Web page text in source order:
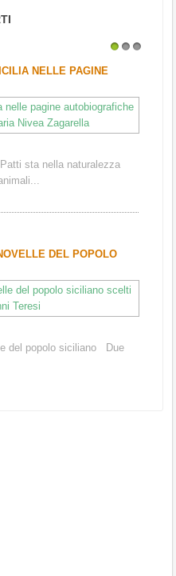
NELLE PAGINE
sta nella naturalezza
DEL POPOLO
del popolo siciliano Due